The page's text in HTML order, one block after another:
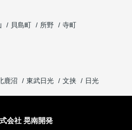
貝島町 所野
寺町
鹿沼 東武日光 文挟 日光
会社 晃南開発